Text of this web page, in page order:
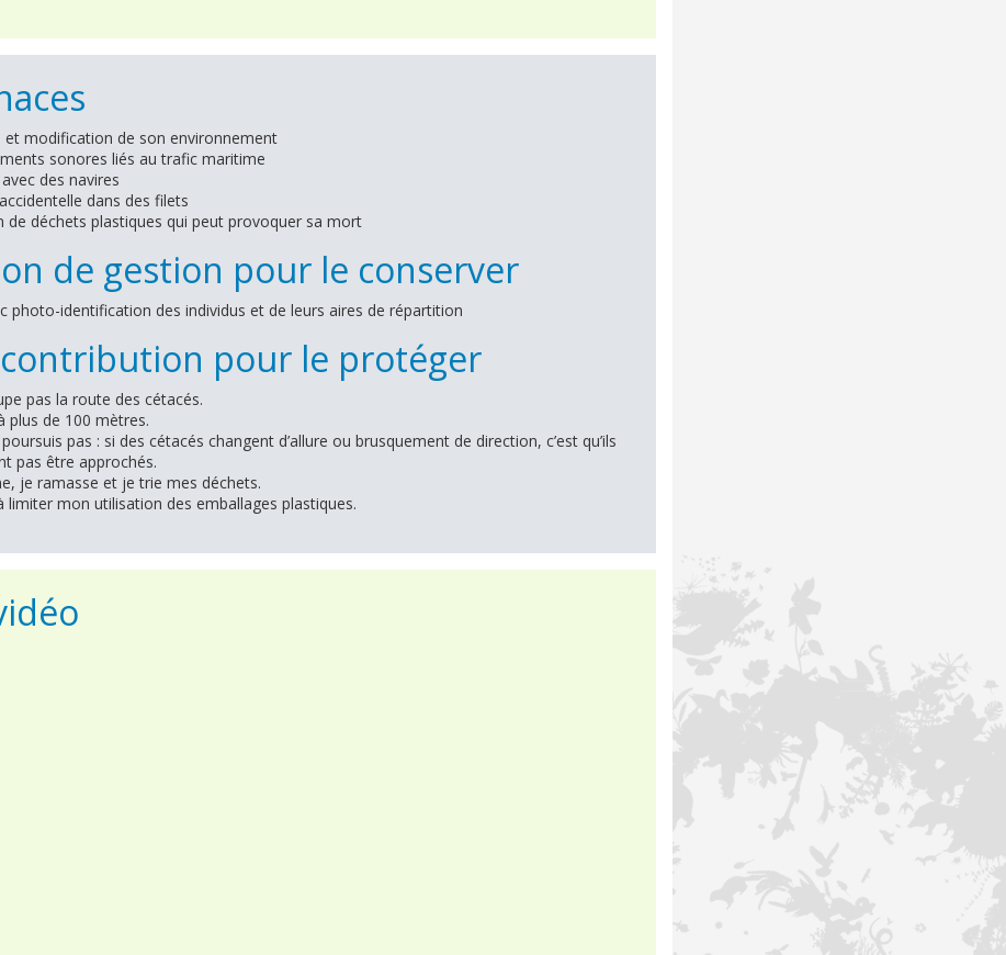
et modification de son environnement
sonores liés au trafic maritime
des navires
dans des filets
de déchets plastiques qui peut provoquer sa mort
de gestion pour le conserver
photo-identification des individus et de leurs aires de répartition
pour le protéger
pas la route des cétacés.
plus de 100 mètres.
poursuis pas : si des cétacés changent d’allure ou brusquement de direction, c’est qu’ils
pas être approchés.
je ramasse et je trie mes déchets.
limiter mon utilisation des emballages plastiques.